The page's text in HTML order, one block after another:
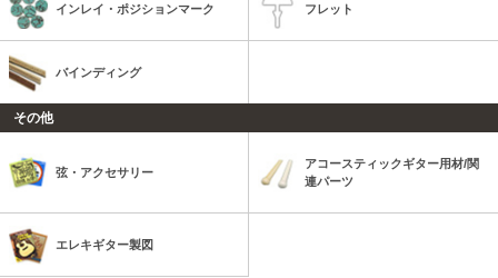
インレイ・ポジションマーク フレット
バインディング
その他
弦・アクセサリー
アコースティックギター用材/関
連パーツ
エレキギター製図